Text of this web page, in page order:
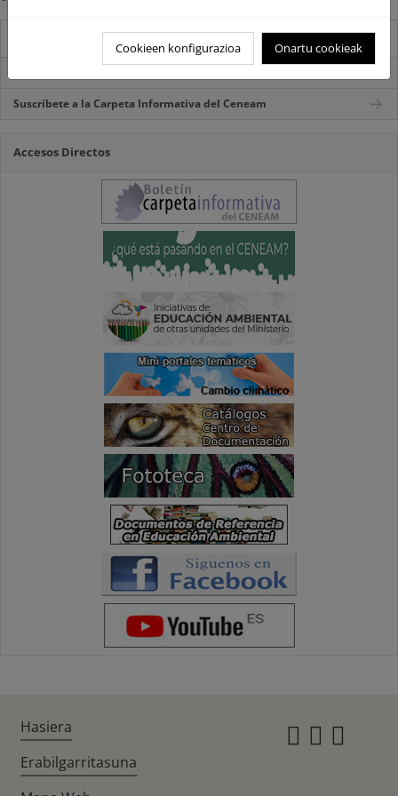
Suscríbete a la Carpeta Informativa del Ceneam
Accesos Directos
Cookieen konfigurazioa Onartu cookieak
Hasiera
Erabilgarritasuna